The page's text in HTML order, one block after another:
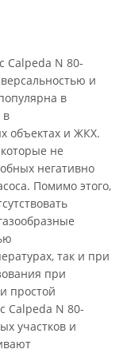
Calpeda N 80-
и
в
в
объектах и ЖКХ.
не
негативно
Помимо этого,
так и при
при
простой
Calpeda N 80-
участков и